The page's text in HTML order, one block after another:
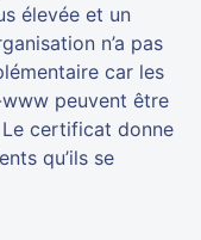
élevée et un
n’a pas
car les
peuvent être
certificat donne
qu’ils se